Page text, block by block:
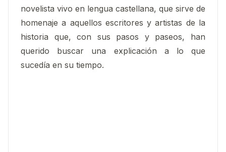
novelista vivo en lengua castellana, que sirve de
homenaje a aquellos escritores y artistas de la
historia que, con sus pasos y paseos, han
querido buscar una explicación a lo que
sucedía en su tiempo.